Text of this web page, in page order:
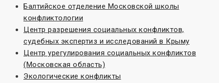
Балтийское отделение Московской школы
конфликтологии
Центр разрешения социальных конфликтов,
судебных экспертиз и исследований в Крыму
Центр урегулирования социальных конфликтов
(Московская область)
Экологические конфликты